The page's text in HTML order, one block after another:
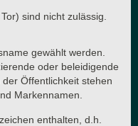
sind nicht zulässig.
gewählt werden.
oder beleidigende
Öffentlichkeit stehen
Markennamen.
enthalten, d.h.